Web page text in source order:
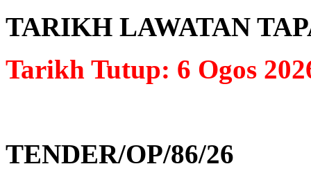
TARIKH LAWATAN
Tarikh Tutup: 6 Ogos
TENDER/OP/86/26